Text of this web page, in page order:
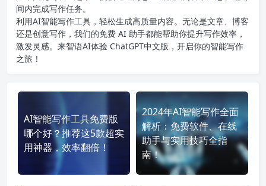
间内完成写作任务。
利用AI智能写作工具，轻松生成高质量内容。无论是文章、博客
还是创意写作，我们的免费 AI 助手都能帮助你提升写作效率，
激发灵感。来智语AI体验 ChatGPT中文版 ，开启你的智能写作
之旅！
AI智能写作工具免费版
哪个好？推荐这5款超实
用神器，效率翻倍！
2024年AI智能写作全面
解析：免费软件、在线
助手与实用技巧全指
南！